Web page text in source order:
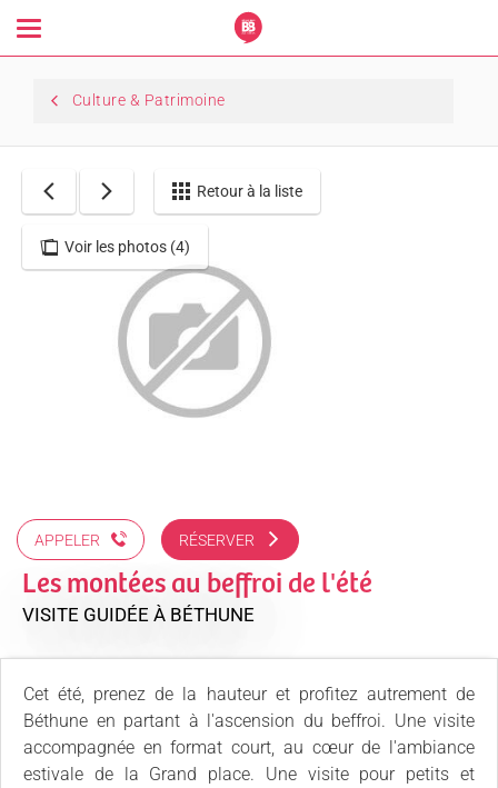
Toggle
navigation
Culture & Patrimoine
Retour à la liste
Voir les photos (4)
APPELER RÉSERVER
Les montées au beffroi de l'été
VISITE GUIDÉE À BÉTHUNE
Cet été, prenez de la hauteur et profitez autrement de
Béthune en partant à l'ascension du beffroi. Une visite
accompagnée en format court, au cœur de l'ambiance
estivale de la Grand place. Une visite pour petits et